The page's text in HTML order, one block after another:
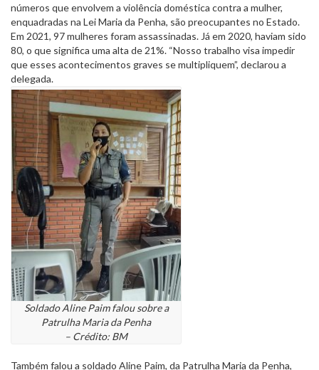
números que envolvem a violência doméstica contra a mulher,
enquadradas na Lei Maria da Penha, são preocupantes no Estado.
Em 2021, 97 mulheres foram assassinadas. Já em 2020, haviam sido
80, o que significa uma alta de 21%. “Nosso trabalho visa impedir
que esses acontecimentos graves se multipliquem”, declarou a
delegada.
Soldado Aline Paim falou sobre a
Patrulha Maria da Penha
– Crédito: BM
Também falou a soldado Aline Paim, da Patrulha Maria da Penha,